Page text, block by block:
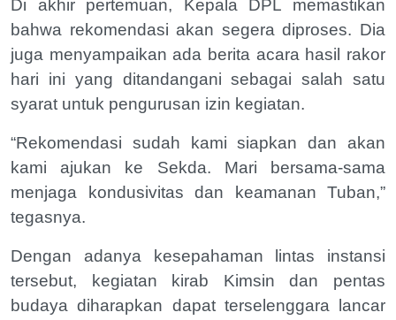
Di akhir pertemuan, Kepala DPL memastikan
bahwa rekomendasi akan segera diproses. Dia
juga menyampaikan ada berita acara hasil rakor
hari ini yang ditandangani sebagai salah satu
syarat untuk pengurusan izin kegiatan.
“Rekomendasi sudah kami siapkan dan akan
kami ajukan ke Sekda. Mari bersama-sama
menjaga kondusivitas dan keamanan Tuban,”
tegasnya.
Dengan adanya kesepahaman lintas instansi
tersebut, kegiatan kirab Kimsin dan pentas
budaya diharapkan dapat terselenggara lancar